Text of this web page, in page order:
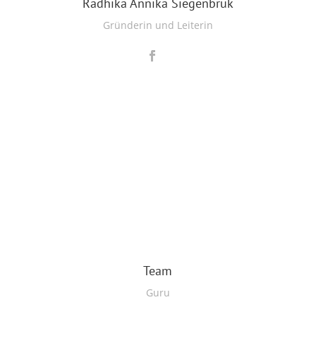
Gründerin und Leiterin
Team
Guru